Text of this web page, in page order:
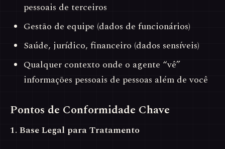
pessoais de terceiros
Gestão de equipe (dados de funcionários)
Saúde, jurídico, financeiro (dados sensíveis)
Qualquer contexto onde o agente “vê”
informações pessoais de pessoas além de você
Pontos de Conformidade Chave
1. Base Legal para Tratamento